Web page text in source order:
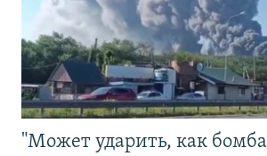
"Может ударить, как